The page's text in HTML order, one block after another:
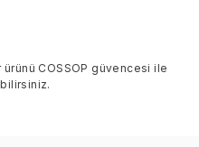
ürünü COSSOP güvencesi ile